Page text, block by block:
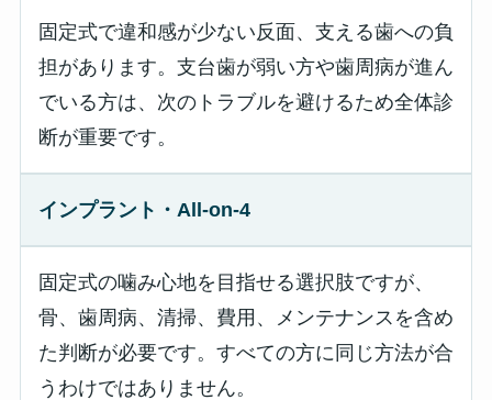
固定式で違和感が少ない反面、支える歯への負
担があります。支台歯が弱い方や歯周病が進ん
でいる方は、次のトラブルを避けるため全体診
断が重要です。
インプラント・All-on-4
固定式の噛み心地を目指せる選択肢ですが、
骨、歯周病、清掃、費用、メンテナンスを含め
た判断が必要です。すべての方に同じ方法が合
うわけではありません。